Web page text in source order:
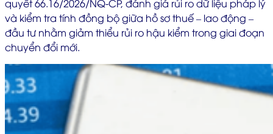
quyết 66.16/2026/NQ-CP, đánh giá rủi ro dữ liệu pháp lý
và kiểm tra tính đồng bộ giữa hồ sơ thuế – lao động –
đầu tư nhằm giảm thiểu rủi ro hậu kiểm trong giai đoạn
chuyển đổi mới.